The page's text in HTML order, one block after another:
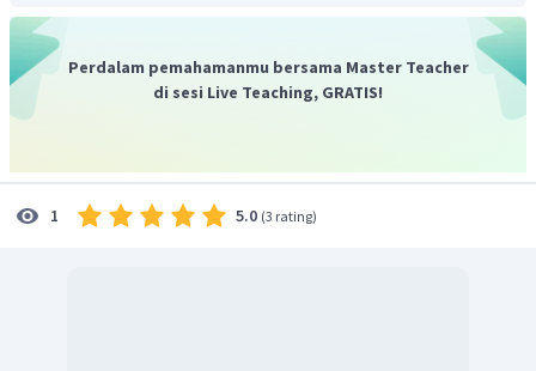
Perdalam pemahamanmu bersama Master Teacher
di sesi Live Teaching, GRATIS!
1 5.0 (3 rating)